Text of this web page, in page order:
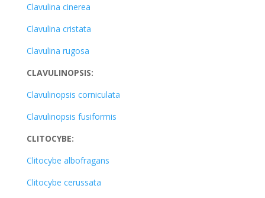
Clavulina cinerea
Clavulina cristata
Clavulina rugosa
CLAVULINOPSIS:
Clavulinopsis corniculata
Clavulinopsis fusiformis
CLITOCYBE:
Clitocybe albofragans
Clitocybe cerussata